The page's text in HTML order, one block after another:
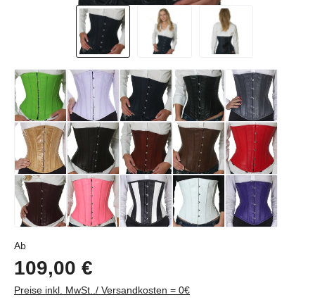
AbRegulärer Preis:
109,00 €
Preise inkl. MwSt../ Versandkosten = 0€